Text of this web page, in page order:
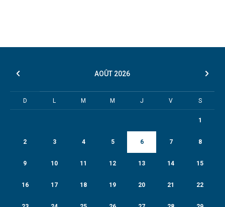
AOÛT 2026
D L M M J V S
1
2 3 4 5 6 7 8
9 10 11 12 13 14 15
16 17 18 19 20 21 22